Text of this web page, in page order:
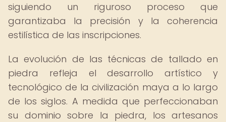
siguiendo un riguroso proceso que
garantizaba la precisión y la coherencia
estilística de las inscripciones.
La evolución de las técnicas de tallado en
piedra refleja el desarrollo artístico y
tecnológico de la civilización maya a lo largo
de los siglos. A medida que perfeccionaban
su dominio sobre la piedra, los artesanos